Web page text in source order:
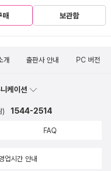
매 보관함
개 출판사 안내 PC 버전
케이션
) 1544-2514
FAQ
업시간 안내